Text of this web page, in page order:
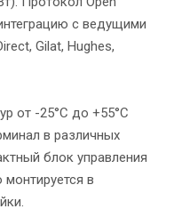
с ведущими
Gilat, Hughes,
от -25°C до +55°C
в различных
блок управления
монтируется в